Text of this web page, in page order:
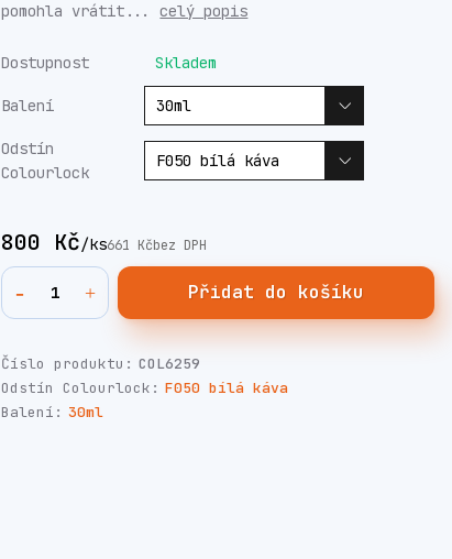
pomohla vrátit...celý popis
Dostupnost Skladem
Balení
Odstín
Colourlock
800 Kč/ks661 Kčbez DPH
Přidat do košíku
Číslo produktu: COL6259
Odstín Colourlock: F050 bílá káva
Balení: 30ml